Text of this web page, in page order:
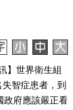
】世界衛生組
智症患者，到
政府應該嚴正看